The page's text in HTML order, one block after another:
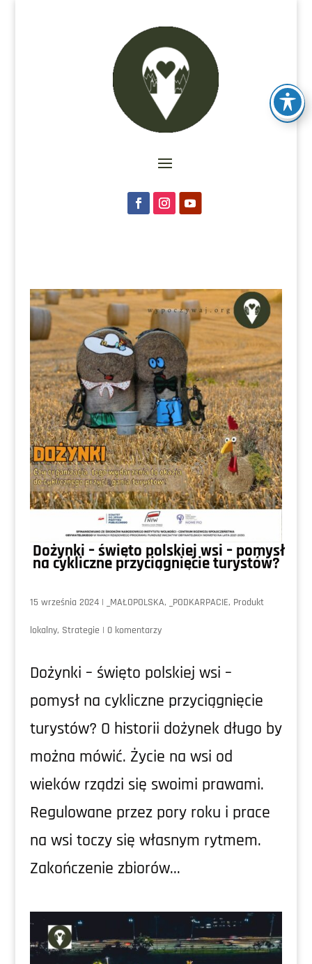
Dożynki – święto polskiej wsi – pomysł
na cykliczne przyciągnięcie turystów?
15 września 2024| _MAŁOPOLSKA, _PODKARPACIE, Produkt
lokalny, Strategie | 0 komentarzy
Dożynki – święto polskiej wsi –
pomysł na cykliczne przyciągnięcie
turystów? O historii dożynek długo by
można mówić. Życie na wsi od
wieków rządzi się swoimi prawami.
Regulowane przez pory roku i prace
na wsi toczy się własnym rytmem.
Zakończenie zbiorów...